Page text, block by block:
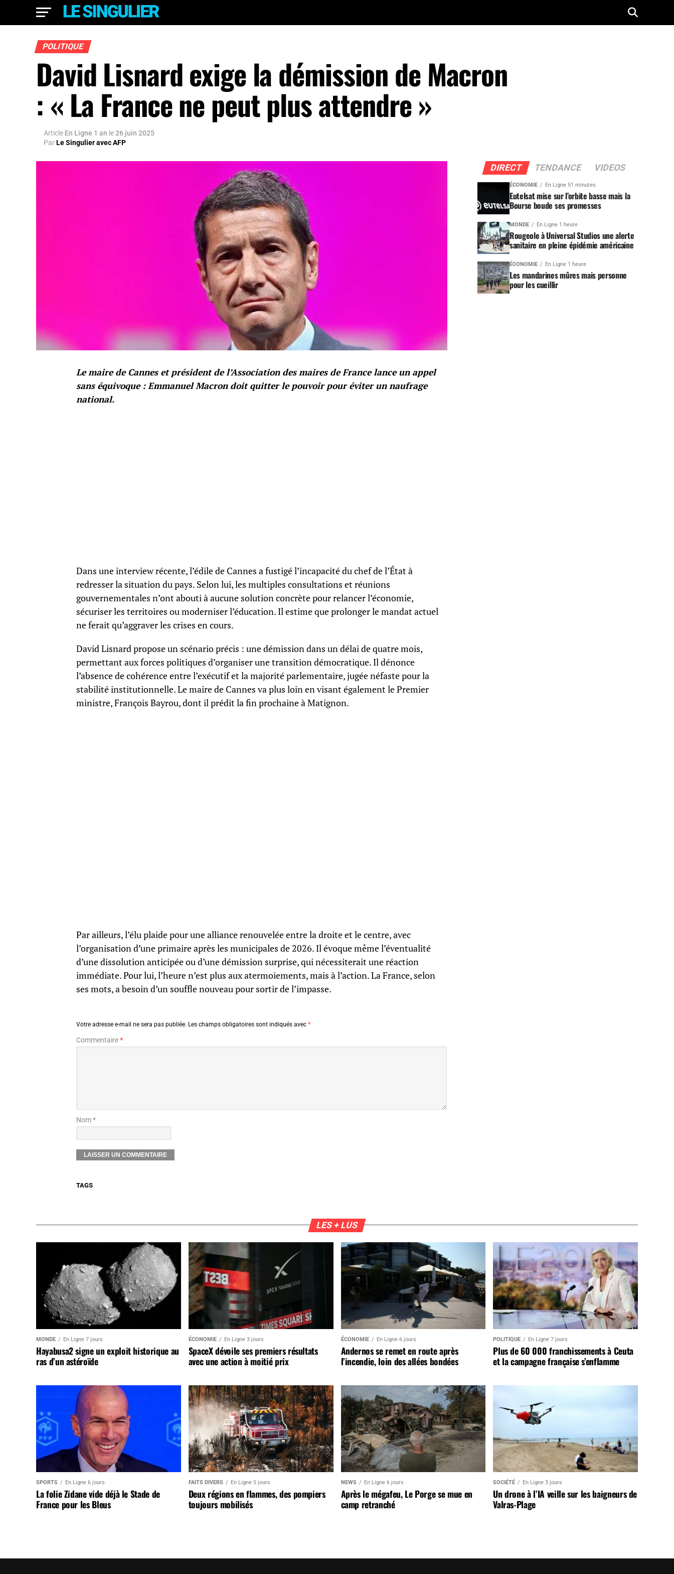
POLITIQUE
David Lisnard exige la démission de Macron
: « La France ne peut plus attendre »
Article En Ligne 1 an le26 juin 2025
ParLe Singulier avec AFP
Le maire de Cannes et président de l’Association des maires de France lance un appel
sans équivoque : Emmanuel Macron doit quitter le pouvoir pour éviter un naufrage
national.
Dans une interview récente, l’édile de Cannes a fustigé l’incapacité du chef de l’État à
redresser la situation du pays. Selon lui, les multiples consultations et réunions
gouvernementales n’ont abouti à aucune solution concrète pour relancer l’économie,
sécuriser les territoires ou moderniser l’éducation. Il estime que prolonger le mandat actuel
ne ferait qu’aggraver les crises en cours.
David Lisnard propose un scénario précis : une démission dans un délai de quatre mois,
permettant aux forces politiques d’organiser une transition démocratique. Il dénonce
l’absence de cohérence entre l’exécutif et la majorité parlementaire, jugée néfaste pour la
stabilité institutionnelle. Le maire de Cannes va plus loin en visant également le Premier
ministre, François Bayrou, dont il prédit la fin prochaine à Matignon.
Par ailleurs, l’élu plaide pour une alliance renouvelée entre la droite et le centre, avec
l’organisation d’une primaire après les municipales de 2026. Il évoque même l’éventualité
d’une dissolution anticipée ou d’une démission surprise, qui nécessiterait une réaction
immédiate. Pour lui, l’heure n’est plus aux atermoiements, mais à l’action. La France, selon
ses mots, a besoin d’un souffle nouveau pour sortir de l’impasse.
Votre adresse e-mail ne sera pas publiée. Les champs obligatoires sont indiqués avec *
Commentaire*
Nom *
TAGS
DIRECT TENDANCE VIDEOS
ÉCONOMIE En Ligne 51 minutes
Eutelsat mise sur l’orbite basse mais la
Bourse boude ses promesses
MONDE En Ligne 1 heure
Rougeole à Universal Studios une alerte
sanitaire en pleine épidémie américaine
ÉCONOMIE En Ligne 1 heure
Les mandarines mûres mais personne
pour les cueillir
LES + LUS
MONDE En Ligne 7 jours
Hayabusa2 signe un exploit historique au
ras d’un astéroïde
ÉCONOMIE En Ligne 3 jours
SpaceX dévoile ses premiers résultats
avec une action à moitié prix
ÉCONOMIE En Ligne 6 jours
Andernos se remet en route après
l’incendie, loin des allées bondées
POLITIQUE En Ligne 7 jours
Plus de 60 000 franchissements à Ceuta
et la campagne française s’enflamme
SPORTS En Ligne 6 jours
La folie Zidane vide déjà le Stade de
France pour les Bleus
FAITS DIVERS En Ligne 5 jours
Deux régions en flammes, des pompiers
toujours mobilisés
NEWS En Ligne 6 jours
Après le mégafeu, Le Porge se mue en
camp retranché
SOCIÉTÉ En Ligne 3 jours
Un drone à l’IA veille sur les baigneurs de
Valras-Plage